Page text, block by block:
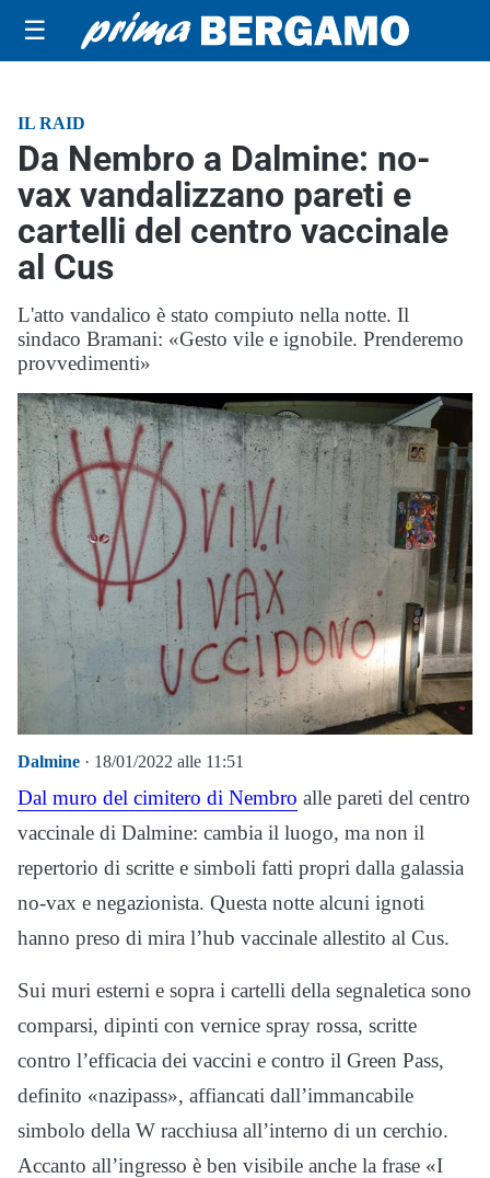
☰
IL RAID
Da Nembro a Dalmine: no-
vax vandalizzano pareti e
cartelli del centro vaccinale
al Cus
L'atto vandalico è stato compiuto nella notte. Il
sindaco Bramani: «Gesto vile e ignobile. Prenderemo
provvedimenti»
Dalmine · 18/01/2022 alle 11:51
Dal muro del cimitero di Nembro alle pareti del centro
vaccinale di Dalmine: cambia il luogo, ma non il
repertorio di scritte e simboli fatti propri dalla galassia
no-vax e negazionista. Questa notte alcuni ignoti
hanno preso di mira l’hub vaccinale allestito al Cus.
Sui muri esterni e sopra i cartelli della segnaletica sono
comparsi, dipinti con vernice spray rossa, scritte
contro l’efficacia dei vaccini e contro il Green Pass,
definito «nazipass», affiancati dall’immancabile
simbolo della W racchiusa all’interno di un cerchio.
Accanto all’ingresso è ben visibile anche la frase «I